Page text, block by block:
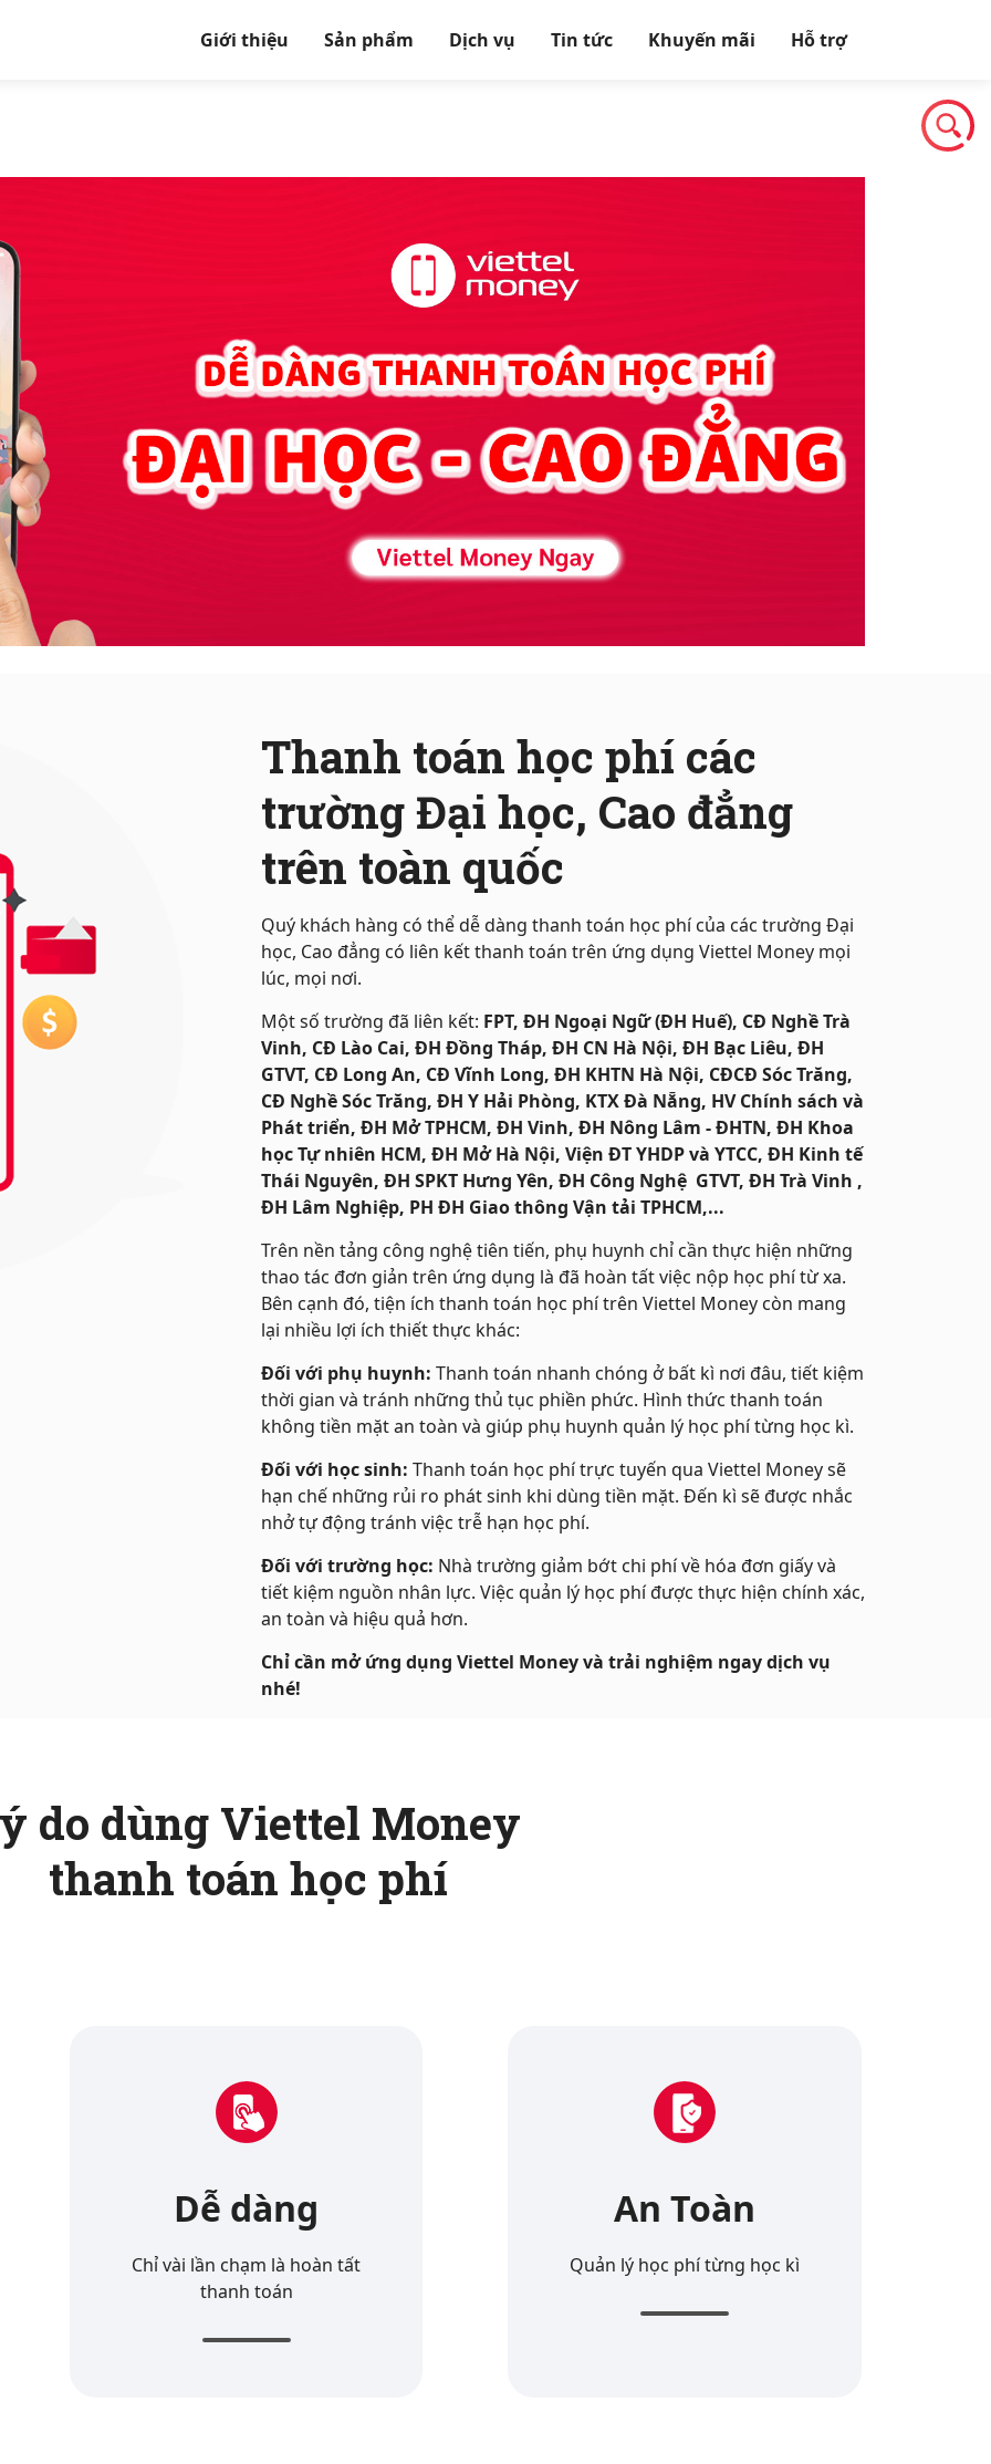
Giới thiệu Sản phẩm Dịch vụ Tin tức Khuyến mãi Hỗ trợ
Thanh toán học phí các
trường Đại học, Cao đẳng
trên toàn quốc
Quý khách hàng có thể dễ dàng thanh toán học phí của các trường Đại
học, Cao đẳng có liên kết thanh toán trên ứng dụng Viettel Money mọi
lúc, mọi nơi.
Một số trường đã liên kết: FPT, ĐH Ngoại Ngữ (ĐH Huế), CĐ Nghề Trà
Vinh, CĐ Lào Cai, ĐH Đồng Tháp, ĐH CN Hà Nội, ĐH Bạc Liêu, ĐH
GTVT, CĐ Long An, CĐ Vĩnh Long, ĐH KHTN Hà Nội, CĐCĐ Sóc Trăng,
CĐ Nghề Sóc Trăng, ĐH Y Hải Phòng, KTX Đà Nẵng, HV Chính sách và
Phát triển, ĐH Mở TPHCM, ĐH Vinh, ĐH Nông Lâm - ĐHTN, ĐH Khoa
học Tự nhiên HCM, ĐH Mở Hà Nội, Viện ĐT YHDP và YTCC, ĐH Kinh tế
Thái Nguyên, ĐH SPKT Hưng Yên, ĐH Công Nghệ GTVT, ĐH Trà Vinh ,
ĐH Lâm Nghiệp, PH ĐH Giao thông Vận tải TPHCM,...
Trên nền tảng công nghệ tiên tiến, phụ huynh chỉ cần thực hiện những
thao tác đơn giản trên ứng dụng là đã hoàn tất việc nộp học phí từ xa.
Bên cạnh đó, tiện ích thanh toán học phí trên Viettel Money còn mang
lại nhiều lợi ích thiết thực khác:
Đối với phụ huynh: Thanh toán nhanh chóng ở bất kì nơi đâu, tiết kiệm
thời gian và tránh những thủ tục phiền phức. Hình thức thanh toán
không tiền mặt an toàn và giúp phụ huynh quản lý học phí từng học kì.
Đối với học sinh: Thanh toán học phí trực tuyến qua Viettel Money sẽ
hạn chế những rủi ro phát sinh khi dùng tiền mặt. Đến kì sẽ được nhắc
nhở tự động tránh việc trễ hạn học phí.
Đối với trường học: Nhà trường giảm bớt chi phí về hóa đơn giấy và
tiết kiệm nguồn nhân lực. Việc quản lý học phí được thực hiện chính xác,
an toàn và hiệu quả hơn.
Chỉ cần mở ứng dụng Viettel Money và trải nghiệm ngay dịch vụ
nhé!
do dùng Viettel Money
thanh toán học phí
Dễ dàng
Chỉ vài lần chạm là hoàn tất
thanh toán
An Toàn
Quản lý học phí từng học kì